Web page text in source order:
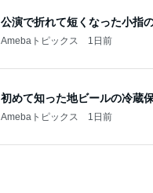
モト冬樹 ゴルフで汗をかくの
Amebaトピックス 1日前